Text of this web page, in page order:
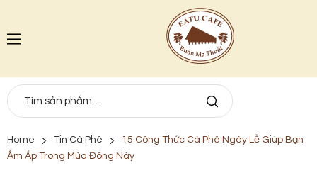
Home Tin Cà Phê
15 Công Thức Cà Phê Ngày Lễ Giúp Bạn
Ấm Áp Trong Mùa Đông Này